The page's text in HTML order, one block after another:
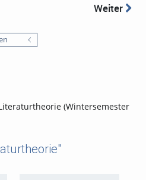
Weiter
(Wintersemester